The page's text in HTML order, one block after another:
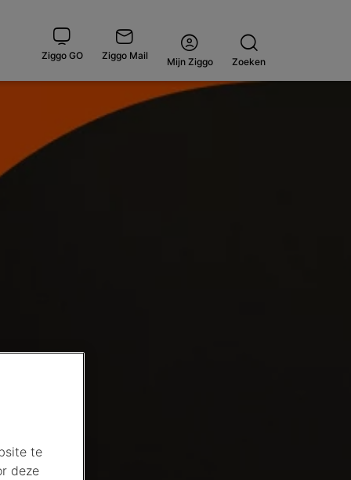
Ziggo GO Ziggo Mail Open
Mijn Ziggo
Zoeken
te
deze